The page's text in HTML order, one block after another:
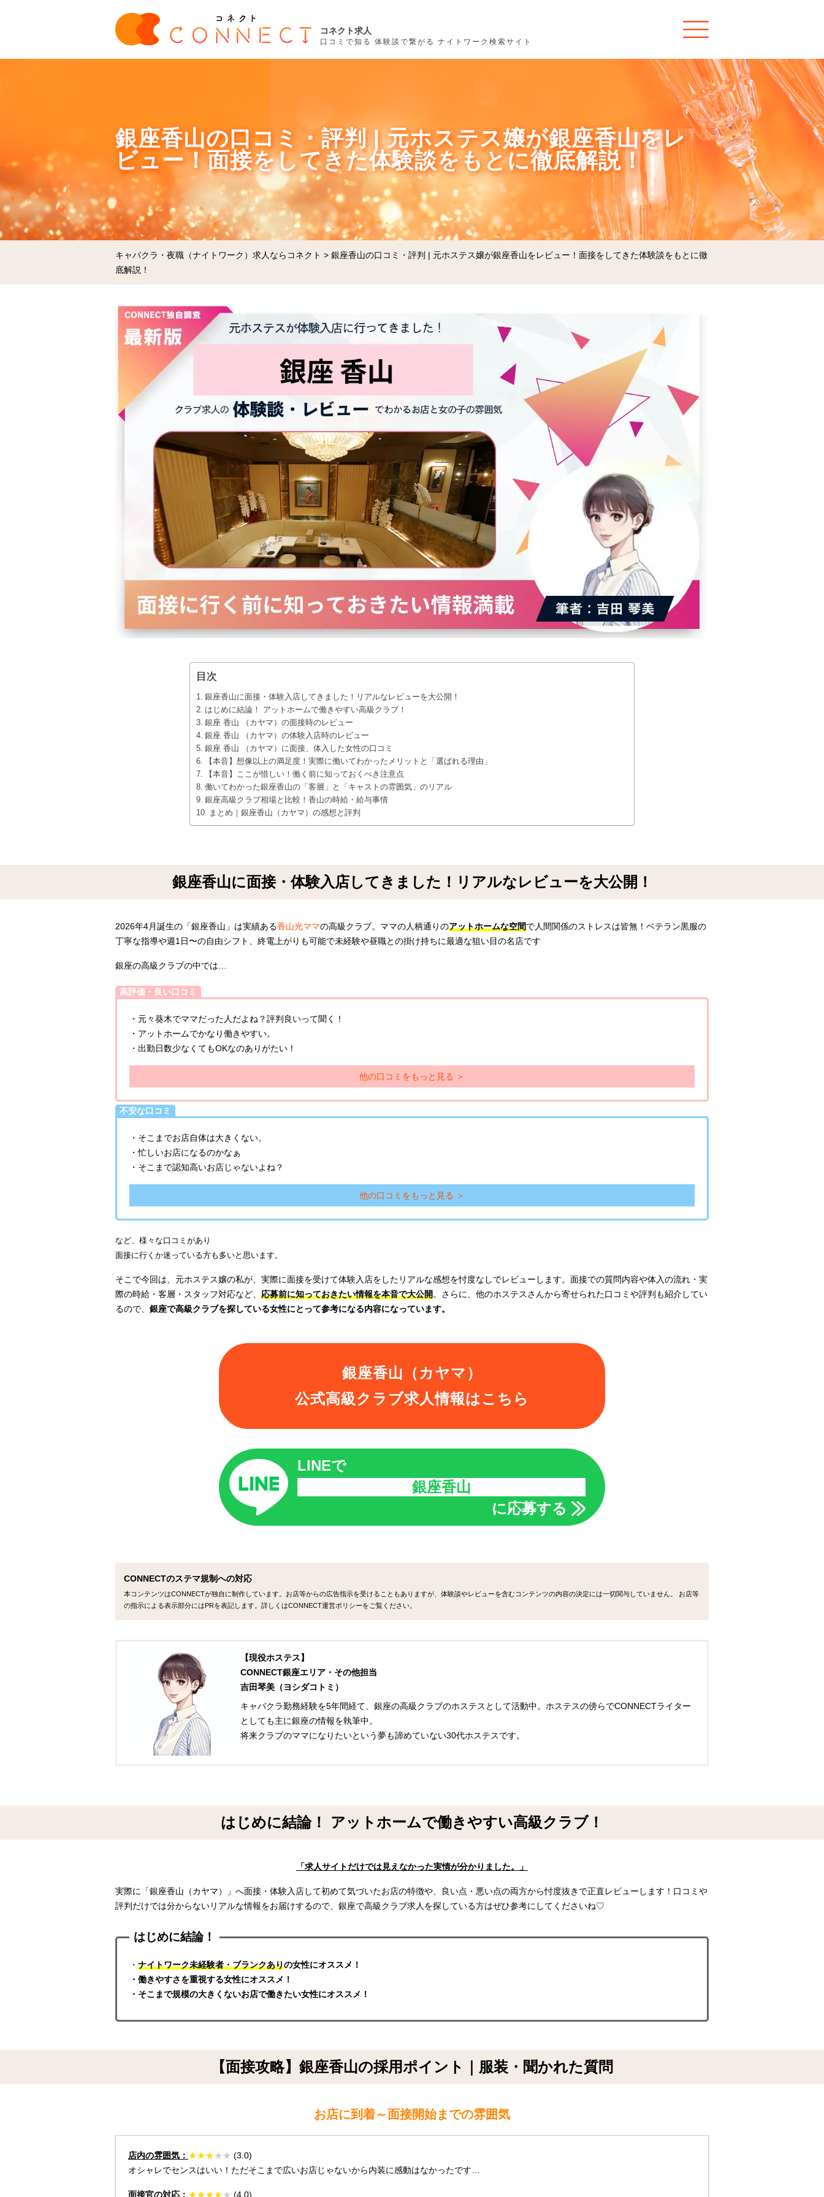
コネクト求人
口コミで知る 体験談で繋がる ナイトワーク検索サイト
銀座香山の口コミ・評判 | 元ホステス嬢が銀座香山をレ
ビュー！面接をしてきた体験談をもとに徹底解説！
キャバクラ・夜職（ナイトワーク）求人ならコネクト > 銀座香山の口コミ・評判 | 元ホステス嬢が銀座香山をレビュー！面接をしてきた体験談をもとに徹
底解説！
目次
銀座香山に面接・体験入店してきました！リアルなレビューを大公開！
はじめに結論！ アットホームで働きやすい高級クラブ！
銀座 香山 （カヤマ）の面接時のレビュー
銀座 香山 （カヤマ）の体験入店時のレビュー
銀座 香山 （カヤマ）に面接、体入した女性の口コミ
【本音】想像以上の満足度！実際に働いてわかったメリットと「選ばれる理由」
【本音】ここが惜しい！働く前に知っておくべき注意点
働いてわかった銀座香山の「客層」と「キャストの雰囲気」のリアル
銀座高級クラブ相場と比較！香山の時給・給与事情
まとめ｜銀座香山（カヤマ）の感想と評判
銀座香山に面接・体験入店してきました！リアルなレビューを大公開！
2026年4月誕生の「銀座香山」は実績ある香山光ママの高級クラブ。ママの人柄通りのアットホームな空間で人間関係のストレスは皆無！ベテラン黒服の
丁寧な指導や週1日〜の自由シフト、終電上がりも可能で未経験や昼職との掛け持ちに最適な狙い目の名店です
銀座の高級クラブの中では…
高評価・良い口コミ
・元々葵木でママだった人だよね？評判良いって聞く！
・アットホームでかなり働きやすい。
・出勤日数少なくてもOKなのありがたい！
他の口コミをもっと見る ＞
不安な口コミ
・そこまでお店自体は大きくない。
・忙しいお店になるのかなぁ
・そこまで認知高いお店じゃないよね？
他の口コミをもっと見る ＞
など、様々な口コミがあり
面接に行くか迷っている方も多いと思います。
そこで今回は、元ホステス嬢の私が、実際に面接を受けて体験入店をしたリアルな感想を忖度なしでレビューします。面接での質問内容や体入の流れ・実
際の時給・客層・スタッフ対応など、 応募前に知っておきたい情報を本音で大公開。さらに、他のホステスさんから寄せられた口コミや評判も紹介してい
るので、 銀座で高級クラブを探している女性にとって参考になる内容になっています。
銀座香山（カヤマ）
公式高級クラブ求人情報はこちら
LINEで
銀座香山
に応募する
CONNECTのステマ規制への対応
本コンテンツはCONNECTが独自に制作しています。お店等からの広告指示を受けることもありますが、体験談やレビューを含むコンテンツの内容の決定には一切関与していません。 お店等
の指示による表示部分にはPRを表記します。詳しくはCONNECT運営ポリシーをご覧ください。
【現役ホステス】
CONNECT銀座エリア・その他担当
吉田琴美（ヨシダコトミ）
キャバクラ勤務経験を5年間経て、銀座の高級クラブのホステスとして活動中。ホステスの傍らでCONNECTライター
としても主に銀座の情報を執筆中。
将来クラブのママになりたいという夢も諦めていない30代ホステスです。
はじめに結論！ アットホームで働きやすい高級クラブ！
「求人サイトだけでは見えなかった実情が分かりました。」
実際に「銀座香山（カヤマ）」へ面接・体験入店して初めて気づいたお店の特徴や、良い点・悪い点の両方から忖度抜きで正直レビューします！口コミや
評判だけでは分からないリアルな情報をお届けするので、銀座で高級クラブ求人を探している方はぜひ参考にしてくださいね♡
はじめに結論！
・ ナイトワーク未経験者・ブランクありの女性にオススメ！
・ 働きやすさを重視する女性にオススメ！
・そこまで規模の大きくないお店で働きたい女性にオススメ！
【面接攻略】銀座香山の採用ポイント｜服装・聞かれた質問
お店に到着～面接開始までの雰囲気
店内の雰囲気： ★★★★ ★ (3.0)
オシャレでセンスはいい！ただそこまで広いお店じゃないから内装に感動はなかったです…
面接官の対応： ★★★★★ (4.0)